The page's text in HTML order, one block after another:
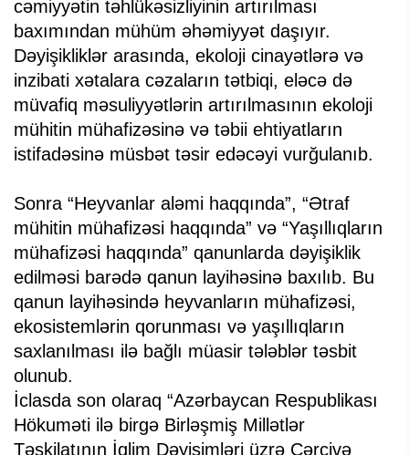
cəmiyyətin təhlükəsizliyinin artırılması
baxımından mühüm əhəmiyyət daşıyır.
Dəyişikliklər arasında, ekoloji cinayətlərə və
inzibati xətalara cəzaların tətbiqi, eləcə də
müvafiq məsuliyyətlərin artırılmasının ekoloji
mühitin mühafizəsinə və təbii ehtiyatların
istifadəsinə müsbət təsir edəcəyi vurğulanıb.
Sonra “Heyvanlar aləmi haqqında”, “Ətraf
mühitin mühafizəsi haqqında” və “Yaşıllıqların
mühafizəsi haqqında” qanunlarda dəyişiklik
edilməsi barədə qanun layihəsinə baxılıb. Bu
qanun layihəsində heyvanların mühafizəsi,
ekosistemlərin qorunması və yaşıllıqların
saxlanılması ilə bağlı müasir tələblər təsbit
olunub.
İclasda son olaraq “Azərbaycan Respublikası
Hökuməti ilə birgə Birləşmiş Millətlər
Təşkilatının İqlim Dəyişimləri üzrə Çərçivə